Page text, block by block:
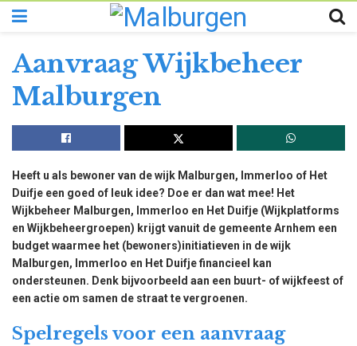
Aanvraag Wijkbeheer
Malburgen
Heeft u als bewoner van de wijk Malburgen, Immerloo of Het
Duifje een goed of leuk idee? Doe er dan wat mee! Het
Wijkbeheer Malburgen, Immerloo en Het Duifje (Wijkplatforms
en Wijkbeheergroepen) krijgt vanuit de gemeente Arnhem een
budget waarmee het (bewoners)initiatieven in de wijk
Malburgen, Immerloo en Het Duifje financieel kan
ondersteunen. Denk bijvoorbeeld aan een buurt- of wijkfeest of
een actie om samen de straat te vergroenen.
Spelregels voor een aanvraag